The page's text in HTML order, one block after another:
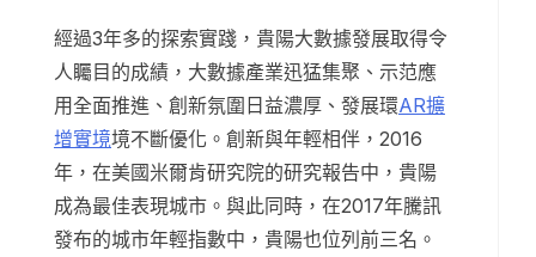
經過3年多的探索實踐，貴陽大數據發展取得令
人矚目的成績，大數據產業迅猛集聚、示范應
用全面推進、創新氛圍日益濃厚、發展環AR擴
增實境境不斷優化。創新與年輕相伴，2016
年，在美國米爾肯研究院的研究報告中，貴陽
成為最佳表現城市。與此同時，在2017年騰訊
發布的城市年輕指數中，貴陽也位列前三名。